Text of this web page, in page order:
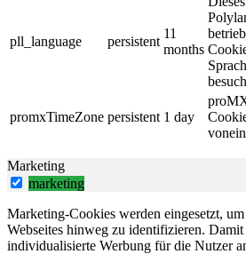
pll_language persistent
11
months
promxTimeZone persistent 1 day
Marketing
marketing
Marketing-Cookies werden eingesetzt,
Webseites hinweg zu identifizieren.
individualisierte Werbung für die Nutzer